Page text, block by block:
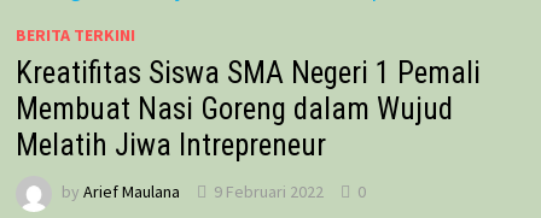
BERITA TERKINI
Kreatifitas Siswa SMA Negeri 1 Pemali
Membuat Nasi Goreng dalam Wujud
Melatih Jiwa Intrepreneur
by Arief Maulana 9 Februari 2022 0